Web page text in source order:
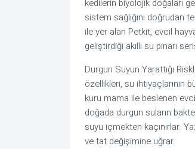
kedilerin biyolojik doğaları
sistem sağlığını doğrudan
ile yer alan Petkit, evcil
geliştirdiği akıllı su pınarı
Durgun Suyun Yarattığı
özellikleri, su ihtiyaçlarının
kuru mama ile beslenen
doğada durgun suların
suyu içmekten kaçınırlar.
ve tat değişimine uğrar.